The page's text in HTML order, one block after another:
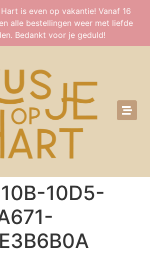
is even op vakantie! Vanaf 16
alle bestellingen weer met liefde
Bedankt voor je geduld!
10D5-